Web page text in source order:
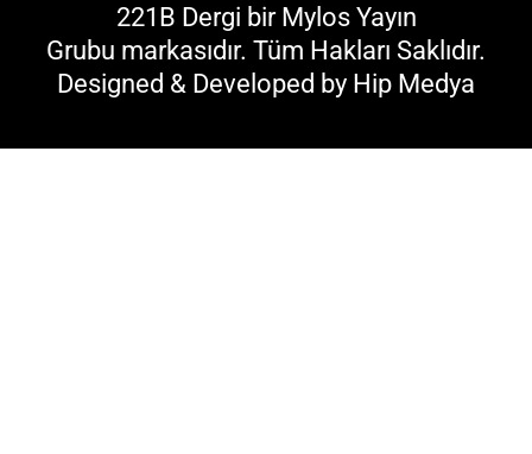
221B Dergi bir Mylos Yayın
Grubu markasıdır. Tüm Hakları Saklıdır.
Designed & Developed by Hip Medya